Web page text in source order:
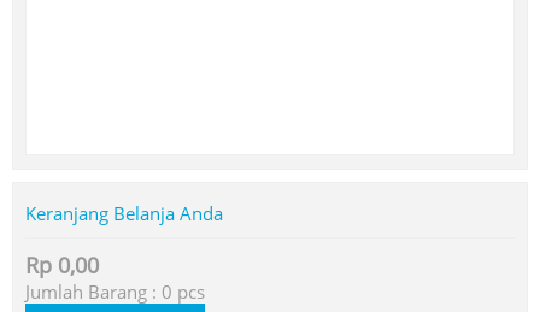
Keranjang Belanja Anda
Rp 0,00
Jumlah Barang : 0 pcs